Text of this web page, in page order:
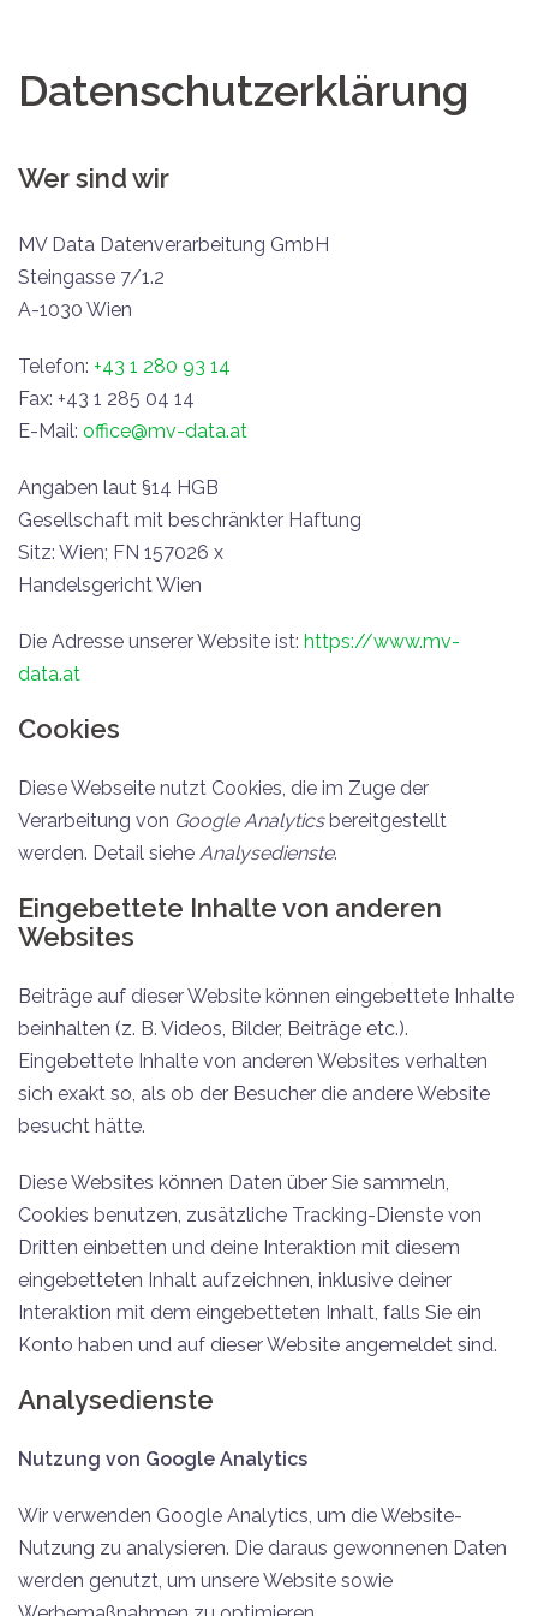
Datenschutzerklärung
Wer sind wir
MV Data Datenverarbeitung GmbH
Steingasse 7/1.2
A-1030 Wien
Telefon: +43 1 280 93 14
Fax: +43 1 285 04 14
E-Mail: office@mv-data.at
Angaben laut §14 HGB
Gesellschaft mit beschränkter Haftung
Sitz: Wien; FN 157026 x
Handelsgericht Wien
Die Adresse unserer Website ist: https://www.mv-
data.at
Cookies
Diese Webseite nutzt Cookies, die im Zuge der
Verarbeitung von Google Analyticsbereitgestellt
werden. Detail siehe Analysedienste.
Eingebettete Inhalte von anderen
Websites
Beiträge auf dieser Website können eingebettete Inhalte
beinhalten (z. B. Videos, Bilder, Beiträge etc.).
Eingebettete Inhalte von anderen Websites verhalten
sich exakt so, als ob der Besucher die andere Website
besucht hätte.
Diese Websites können Daten über Sie sammeln,
Cookies benutzen, zusätzliche Tracking-Dienste von
Dritten einbetten und deine Interaktion mit diesem
eingebetteten Inhalt aufzeichnen, inklusive deiner
Interaktion mit dem eingebetteten Inhalt, falls Sie ein
Konto haben und auf dieser Website angemeldet sind.
Analysedienste
Nutzung von Google Analytics
Wir verwenden Google Analytics, um die Website-
Nutzung zu analysieren. Die daraus gewonnenen Daten
werden genutzt, um unsere Website sowie